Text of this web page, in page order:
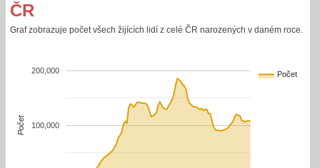
ČR
Graf zobrazuje počet všech žijících lidí z celé ČR narozených v daném roce.
Počet
100,000
200,000
Počet